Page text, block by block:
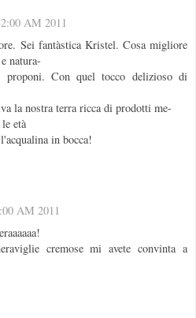
AM 2011
Sei fantàstica Kristel. Cosa migliore
natura-
Con quel tocco delizioso di
la nostra terra ricca di prodotti me-
età
in bocca!
AM 2011
cremose mi avete convinta a